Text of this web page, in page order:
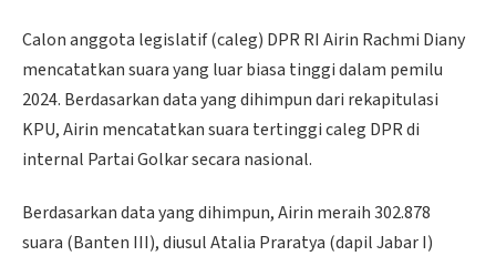
Calon anggota legislatif (caleg) DPR RI Airin Rachmi Diany
mencatatkan suara yang luar biasa tinggi dalam pemilu
2024. Berdasarkan data yang dihimpun dari rekapitulasi
KPU, Airin mencatatkan suara tertinggi caleg DPR di
internal Partai Golkar secara nasional.
Berdasarkan data yang dihimpun, Airin meraih 302.878
suara (Banten III), diusul Atalia Praratya (dapil Jabar I)